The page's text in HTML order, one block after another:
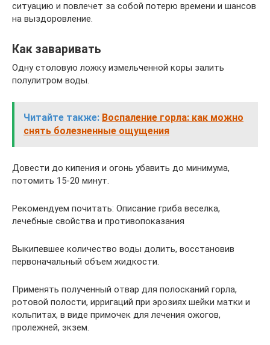
ситуацию и повлечет за собой потерю времени и шансов
на выздоровление.
Как заваривать
Одну столовую ложку измельченной коры залить
полулитром воды.
Читайте также: Воспаление горла: как можно
снять болезненные ощущения
Довести до кипения и огонь убавить до минимума,
потомить 15-20 минут.
Рекомендуем почитать: Описание гриба веселка,
лечебные свойства и противопоказания
Выкипевшее количество воды долить, восстановив
первоначальный объем жидкости.
Применять полученный отвар для полосканий горла,
ротовой полости, ирригаций при эрозиях шейки матки и
кольпитах, в виде примочек для лечения ожогов,
пролежней, экзем.